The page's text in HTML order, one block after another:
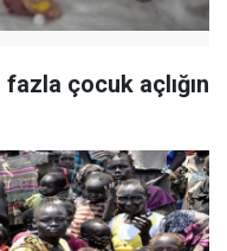
çocuk açlığın